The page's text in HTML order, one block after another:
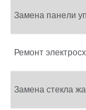
Замена панели
Ремонт
Замена стекла